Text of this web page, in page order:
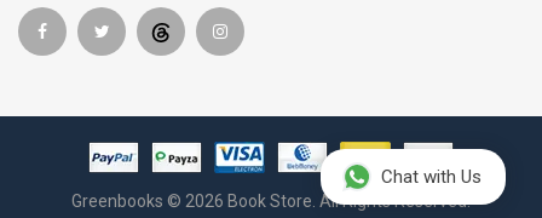
Chat with Us
Greenbooks © 2026 Book Store. All Rights Reserved.